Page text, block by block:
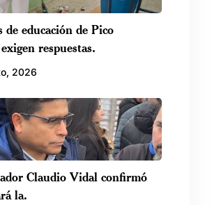
educación de Pico
respuestas.
2026
Claudio Vidal confirmó
la.